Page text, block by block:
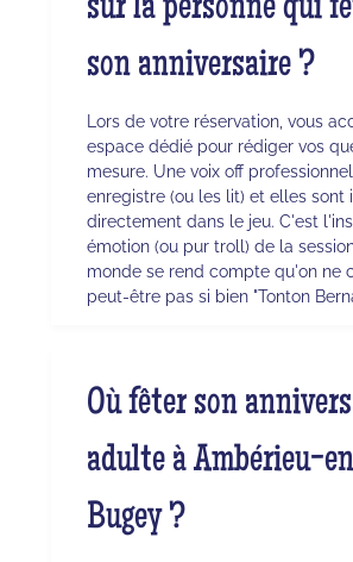
sur la personne qui
son anniversaire ?
Lors de votre réservation, vous
espace dédié pour rédiger vos
mesure. Une voix off
enregistre (ou les lit) et elles sont
directement dans le jeu. C'est
émotion (ou pur troll) de la
monde se rend compte qu'on ne
peut-être pas si bien "Tonton
Où fêter son
adulte à Ambérieu-
Bugey ?